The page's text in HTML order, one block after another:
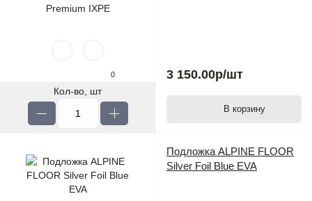
0
Кол-во, шт
3 150.00р/шт
В корзину
Подложка ALPINE FLOOR
Silver Foil Blue EVA